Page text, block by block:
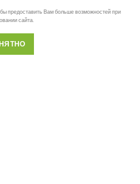
предоставить Вам больше возможностей при
сайта.